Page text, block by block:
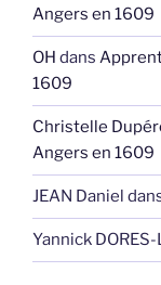
Angers en 1609
OH dans
1609
Christelle
Angers en 1609
JEAN Daniel
Yannick DORES-